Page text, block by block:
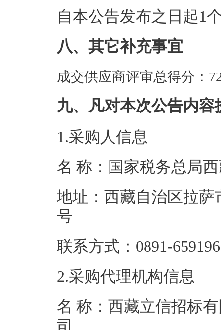
自本公告发布之日起1
八、其它补充事宜
成交供应商评审总得分：
九、凡对本次公告内
1.采购人信息
名 称：国家税务
地址：西藏自治区拉萨
号
联系方式：
2.采购代理机构信息
名 称：西藏立信招标